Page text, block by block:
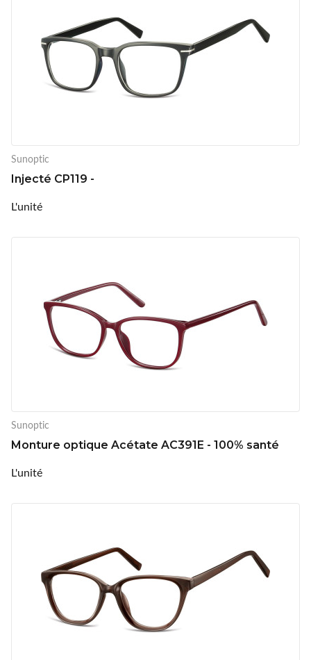
Sunoptic
Injecté CP119 -
L'unité
Sunoptic
Monture optique Acétate AC391E - 100% santé
L'unité